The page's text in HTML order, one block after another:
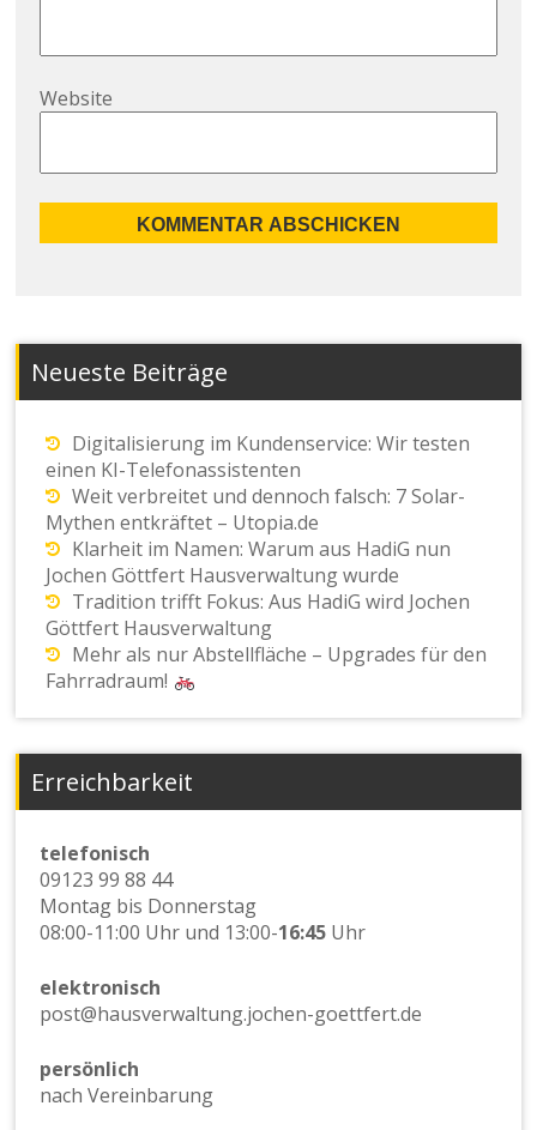
Website
Neueste Beiträge
Digitalisierung im Kundenservice: Wir testen
einen KI-Telefonassistenten
Weit verbreitet und dennoch falsch: 7 Solar-
Mythen entkräftet – Utopia.de
Klarheit im Namen: Warum aus HadiG nun
Jochen Göttfert Hausverwaltung wurde
Tradition trifft Fokus: Aus HadiG wird Jochen
Göttfert Hausverwaltung
Mehr als nur Abstellfläche – Upgrades für den
Fahrradraum!
Erreichbarkeit
telefonisch
09123 99 88 44
Montag bis Donnerstag
08:00-11:00 Uhr und 13:00-16:45 Uhr
elektronisch
post@hausverwaltung.jochen-goettfert.de
persönlich
nach Vereinbarung